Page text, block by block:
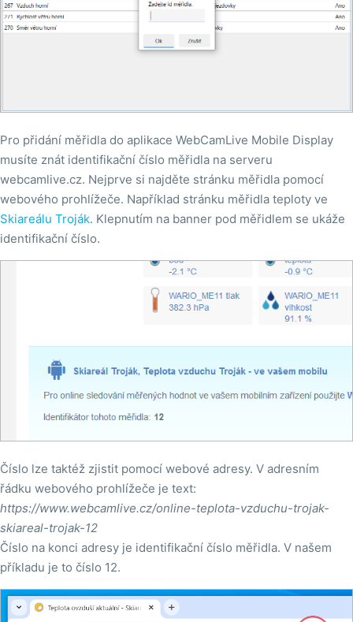
Pro přidání měřidla do aplikace WebCamLive Mobile Display
musíte znát identifikační číslo měřidla na serveru
webcamlive.cz. Nejprve si najděte stránku měřidla pomocí
webového prohlížeče. Například stránku měřidla teploty ve
Skiareálu Troják. Klepnutím na banner pod měřidlem se ukáže
identifikační číslo.
Číslo lze taktéž zjistit pomocí webové adresy. V adresním
řádku webového prohlížeče je text:
https://www.webcamlive.cz/online-teplota-vzduchu-trojak-
skiareal-trojak-12
Číslo na konci adresy je identifikační číslo měřidla. V našem
příkladu je to číslo 12.